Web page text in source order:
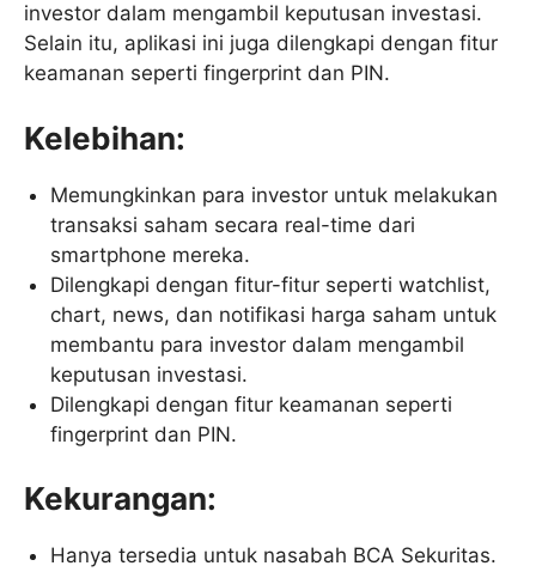
investor dalam mengambil keputusan investasi.
Selain itu, aplikasi ini juga dilengkapi dengan fitur
keamanan seperti fingerprint dan PIN.
Kelebihan:
Memungkinkan para investor untuk melakukan
transaksi saham secara real-time dari
smartphone mereka.
Dilengkapi dengan fitur-fitur seperti watchlist,
chart, news, dan notifikasi harga saham untuk
membantu para investor dalam mengambil
keputusan investasi.
Dilengkapi dengan fitur keamanan seperti
fingerprint dan PIN.
Kekurangan:
Hanya tersedia untuk nasabah BCA Sekuritas.